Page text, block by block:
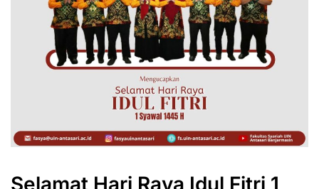
Selamat Hari Raya Idul Fitri 1